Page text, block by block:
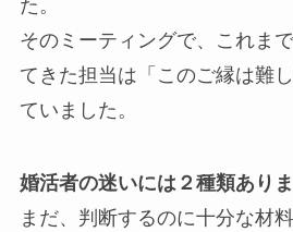
た。
そのミーティングで、これま
てきた担当は「このご縁は難
ていました。
婚活者の迷いには２種類ありま
まだ、判断するのに十分な材